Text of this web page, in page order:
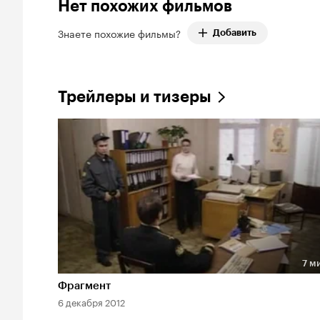
Нет похожих фильмов
Знаете похожие фильмы? Добавить
Трейлеры и тизеры
Длительность 7 мин
7
Фрагмент
6 декабря 2012